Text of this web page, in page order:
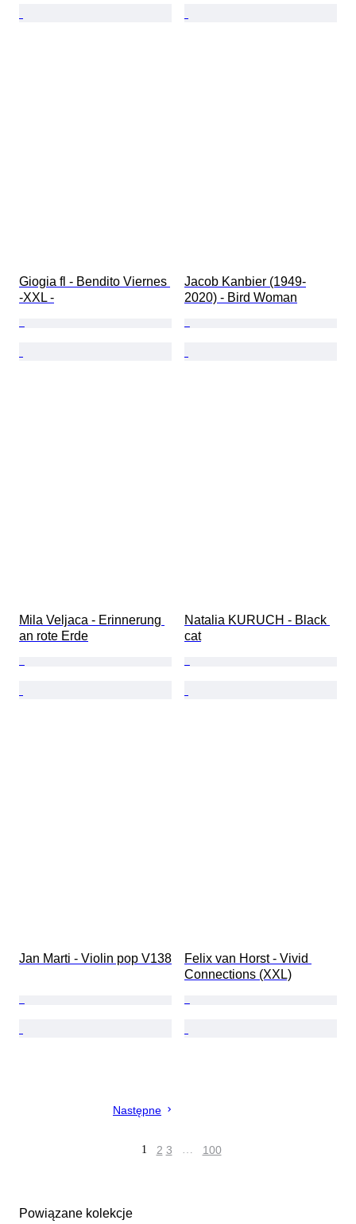
Giogia fl - Bendito Viernes
-XXL -
Jacob Kanbier (1949-
2020) - Bird Woman
Mila Veljaca - Erinnerung
an rote Erde
Natalia KURUCH - Black
cat
Jan Marti - Violin pop V138
Felix van Horst - Vivid
Connections (XXL)
Następne
1 2 3 … 100
Powiązane kolekcje